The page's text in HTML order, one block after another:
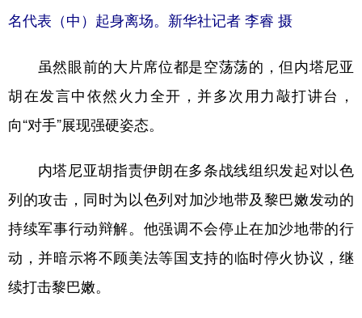
名代表（中）起身离场。新华社记者 李睿 摄
虽然眼前的大片席位都是空荡荡的，但内塔尼亚
胡在发言中依然火力全开，并多次用力敲打讲台，
向“对手”展现强硬姿态。
内塔尼亚胡指责伊朗在多条战线组织发起对以色
列的攻击，同时为以色列对加沙地带及黎巴嫩发动的
持续军事行动辩解。他强调不会停止在加沙地带的行
动，并暗示将不顾美法等国支持的临时停火协议，继
续打击黎巴嫩。